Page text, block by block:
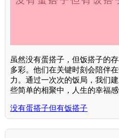
虽然没有蛋搭子，但饭搭子的
多彩。他们在关键时刻会陪伴
力。通过一次次的饭局，我们
些简单的相聚中，人生的幸福感
没有蛋搭子但有饭搭子